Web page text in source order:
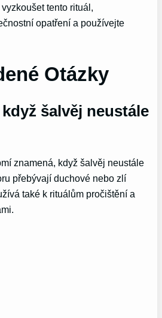
tento rituál,
opatření a používejte
Otázky
šalvěj neustále
znamená, když šalvěj neustále
přebývají duchové nebo zlí
také k rituálům pročištění a